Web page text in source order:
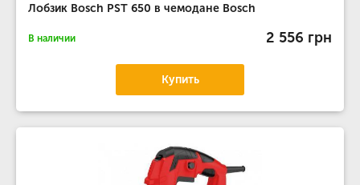
Лобзик Bosch PST 650 в чемодане Bosch
В наличии 2 556 грн
Купить